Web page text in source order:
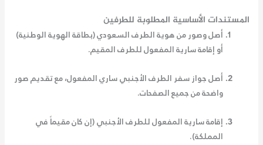
المستندات الأساسية المطلوبة للطرفين
أصل وصور من هوية الطرف السعودي(بطاقة الهوية الوطنية)
أو إقامة سارية المفعول للطرف المقيم.
أصل جواز سفر الطرف الأجنبيساري المفعول، مع تقديم صور
واضحة من جميع الصفحات.
إقامة سارية المفعولللطرف الأجنبي (إن كان مقيماً في
المملكة).